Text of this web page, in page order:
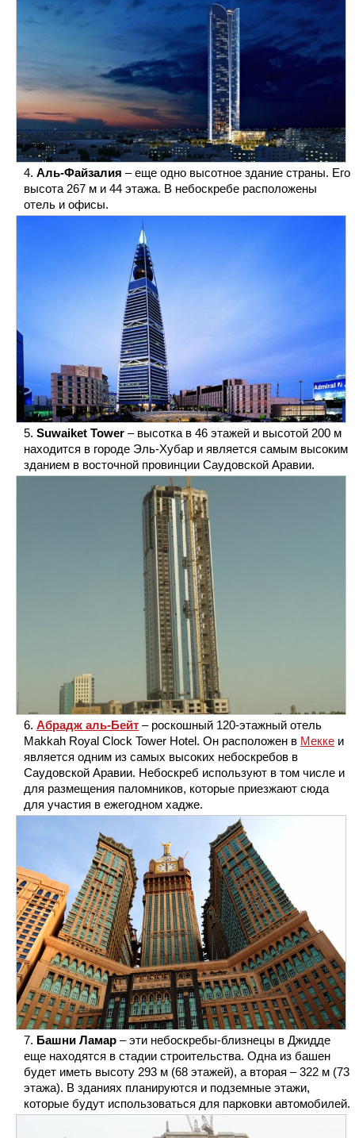
Аль-Файзалия – еще одно высотное здание страны. Его
высота 267 м и 44 этажа. В небоскребе расположены
отель и офисы.
Suwaiket Tower – высотка в 46 этажей и высотой 200 м
находится в городе Эль-Хубар и является самым высоким
зданием в восточной провинции Саудовской Аравии.
Абрадж аль-Бейт – роскошный 120-этажный отель
Makkah Royal Clock Tower Hotel. Он расположен в Мекке и
является одним из самых высоких небоскребов в
Саудовской Аравии. Небоскреб используют в том числе и
для размещения паломников, которые приезжают сюда
для участия в ежегодном хадже.
Башни Ламар – эти небоскребы-близнецы в Джидде
еще находятся в стадии строительства. Одна из башен
будет иметь высоту 293 м (68 этажей), а вторая – 322 м (73
этажа). В зданиях планируются и подземные этажи,
которые будут использоваться для парковки автомобилей.